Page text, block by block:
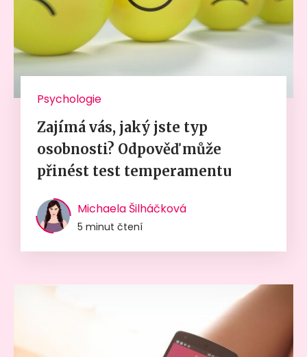
Psychologie
Zajímá vás, jaký jste typ
osobnosti? Odpověď může
přinést test temperamentu
Michaela Šilháčková
5 minut čtení